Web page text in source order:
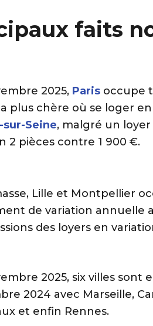
faits
2025, Paris occupe
plus chère où se loger
sur-Seine, malgré un
2 pièces contre 1 900 €.
Lille et Montpellier
de variation annuelle
des loyers en
2025, six villes sont
2024 avec Marseille,
et enfin Rennes.